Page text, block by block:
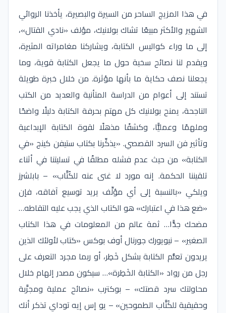
في هذا المزيج الساحر من السيرة والبصيرة، يأخذنا الروائي
الشهير والأكثر مبيعًا تشاك بولانيك، مؤلف «نادي القتال»،
إلى ما وراء كواليس الكتابة، ويشاركنا مغامراته المثيرة،
ويقدم لنا نصائح سخية حول ما يجعل الكتابة قوية، وما
يجعلنا نصف حكاية ما بأنها مؤثرة. من خلال خبرة طويلة
تستند إلى أعوام من الدراسة المتأنية والعديد من الكتب
الناجحة، يمنح بولانيك كل مهتم بحرفة الكتابة دليلًا واضحًا
وملهمًا وعمليًّا، وكشفًا مذهلًا لقوة الكتابة الإبداعية
وتأثير فن السرد القصصي. «يذكِّرنا بكتاب ستيفن كينج «في
الكتابة» من حيث عدم فشله مطلقًا في تسليتنا في أثناء
تلقيننا الحكمة. إنه مورد لا غنى عنه للكُتَّاب» – بابلشرز
ويلكي «بالنسبة إلى أي مؤلِّف يريد توسيع آفاقه، فإن
«ضع هذا في اعتبارك» هو الكتاب الذي يجب عليه التقاطه…
مضحك جدًّا… ثمة عالم من المعلومات في هذا الكتاب
الصغير» – نيويورك جورنال أوف بوكس «كتاب لأولئك الذين
يريدون تعلُّم الكتابة بشكل خَطِر، أو ربما مجرد التعرف على
رجل من رواد «الكتابة الخَطِرة»… سيكون مصدر إلهام خلال
محاولتك سرد قصتك» – بوكترب «نصائح عملية ومجرَّبة
وحقيقية للكُتَّاب الطموحين» – يو إس إيه توداي تذكر أنك